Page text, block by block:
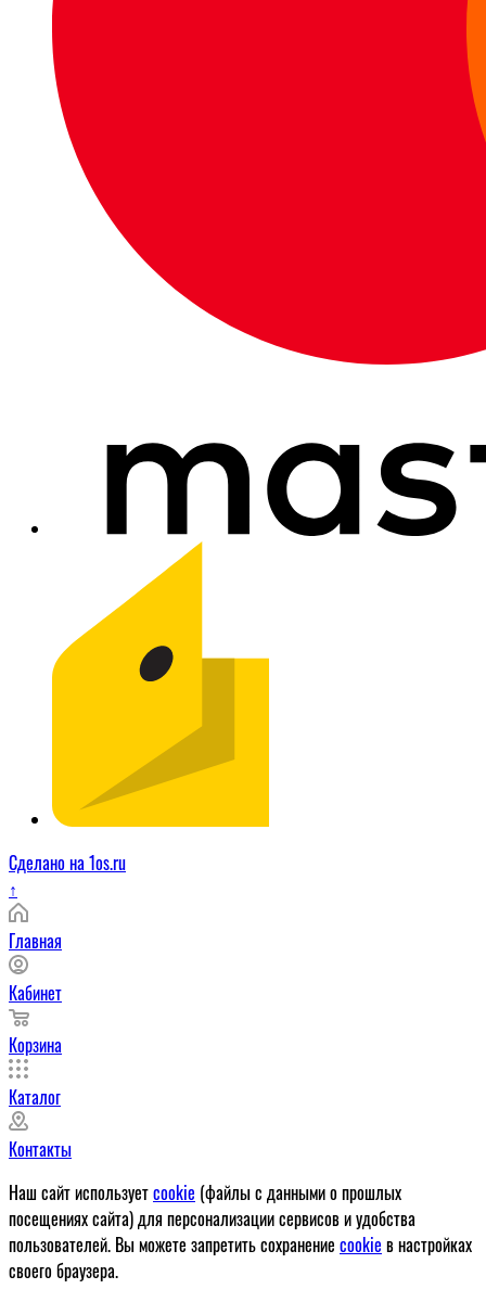
Сделано на 1os.ru
↑
Главная
Кабинет
Корзина
Каталог
Контакты
Наш сайт используетcookie (файлы с данными о прошлых
посещениях сайта) для персонализации сервисов и удобства
пользователей. Вы можете запретить сохранение cookie в настройках
своего браузера.